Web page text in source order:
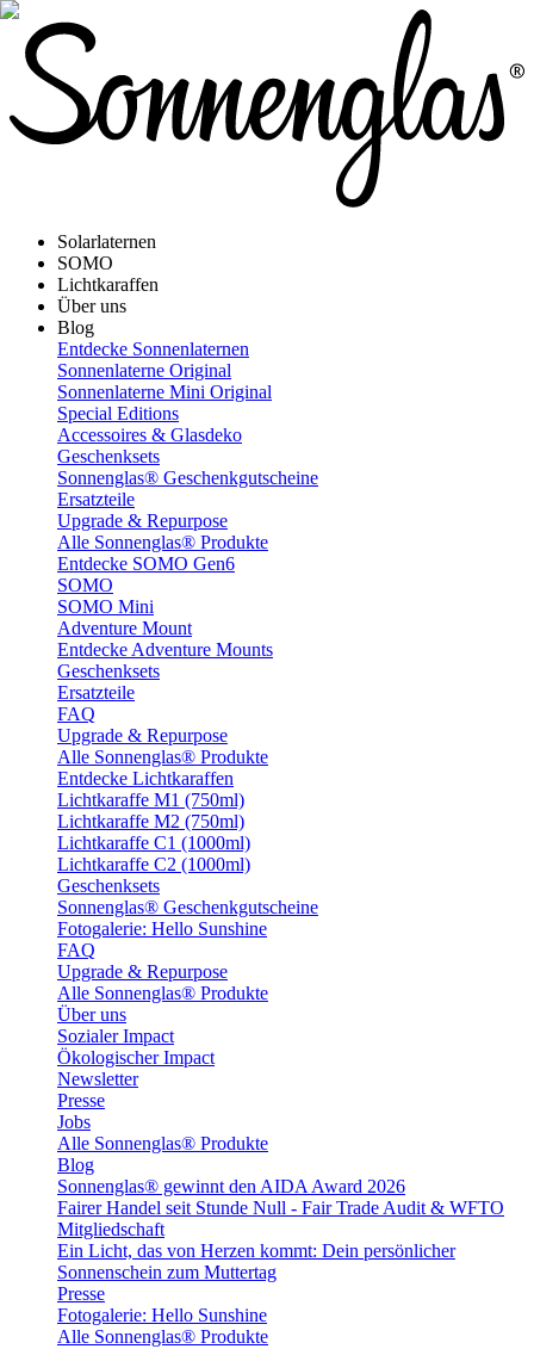
Solarlaternen
SOMO
Lichtkaraffen
Über uns
Blog
Entdecke Sonnenlaternen
Sonnenlaterne Original
Sonnenlaterne Mini Original
Special Editions
Accessoires & Glasdeko
Geschenksets
Sonnenglas® Geschenkgutscheine
Ersatzteile
Upgrade & Repurpose
Alle Sonnenglas® Produkte
Entdecke SOMO Gen6
SOMO
SOMO Mini
Adventure Mount
Entdecke Adventure Mounts
Geschenksets
Ersatzteile
FAQ
Upgrade & Repurpose
Alle Sonnenglas® Produkte
Entdecke Lichtkaraffen
Lichtkaraffe M1 (750ml)
Lichtkaraffe M2 (750ml)
Lichtkaraffe C1 (1000ml)
Lichtkaraffe C2 (1000ml)
Geschenksets
Sonnenglas® Geschenkgutscheine
Fotogalerie: Hello Sunshine
FAQ
Upgrade & Repurpose
Alle Sonnenglas® Produkte
Über uns
Sozialer Impact
Ökologischer Impact
Newsletter
Presse
Jobs
Alle Sonnenglas® Produkte
Blog
Sonnenglas® gewinnt den AIDA Award 2026
Fairer Handel seit Stunde Null - Fair Trade Audit & WFTO
Mitgliedschaft
Ein Licht, das von Herzen kommt: Dein persönlicher
Sonnenschein zum Muttertag
Presse
Fotogalerie: Hello Sunshine
Alle Sonnenglas® Produkte